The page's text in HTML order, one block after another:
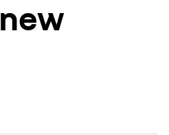
new